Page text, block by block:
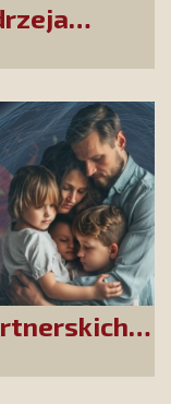
lawiny
uruchomić!